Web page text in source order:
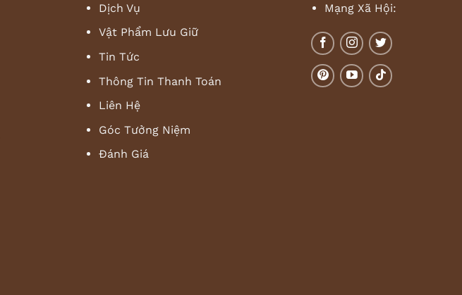
Dịch Vụ
Vật Phẩm Lưu Giữ
Tin Tức
Thông Tin Thanh Toán
Liên Hệ
Góc Tưởng Niệm
Đánh Giá
Mạng Xã Hội: